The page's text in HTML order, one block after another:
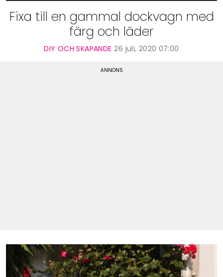
Fixa till en gammal dockvagn med
färg och läder
DIY OCH SKAPANDE 26 juli, 2020 07:00